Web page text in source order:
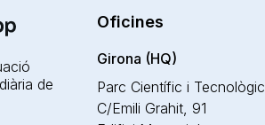
de
Oficines
Girona (HQ)
Parc Científic i Tecnològic
C/Emili Grahit, 91